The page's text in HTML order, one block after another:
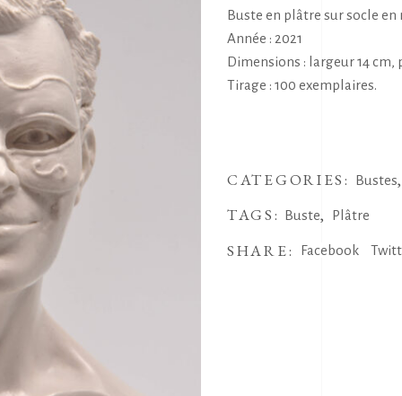
Buste en plâtre sur socle en
Année : 2021
Dimensions : largeur 14
Tirage : 100 exemplaires.
CATEGORIES: Bustes,
TAGS: Buste, Plâtre
SHARE: Facebook